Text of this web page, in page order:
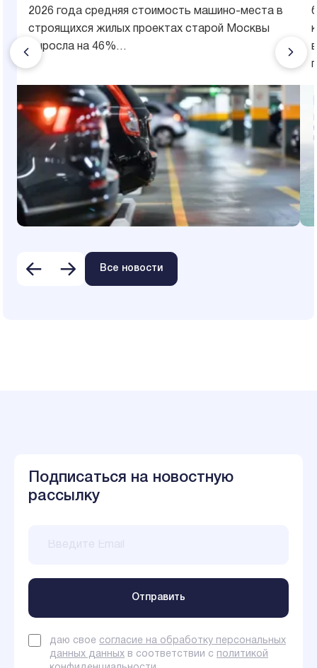
2026 года средняя стоимость машино-места в
строящихся жилых проектах старой Москвы
выросла на 46%…
Все новости
Подписаться на новостную
рассылку
даю свое согласие на обработку персональных
данных данных в соответствии с политикой